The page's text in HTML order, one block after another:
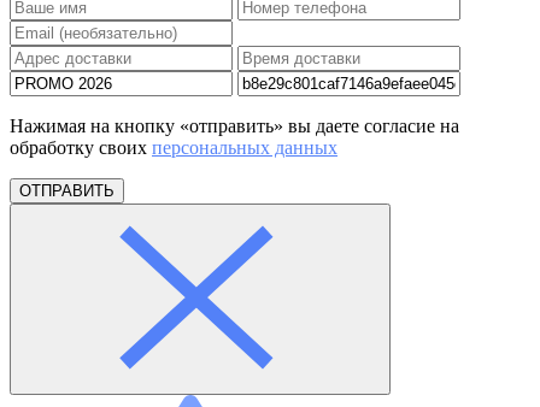
Нажимая на кнопку «отправить» вы даете согласие на
обработку своих персональных данных
ОТПРАВИТЬ